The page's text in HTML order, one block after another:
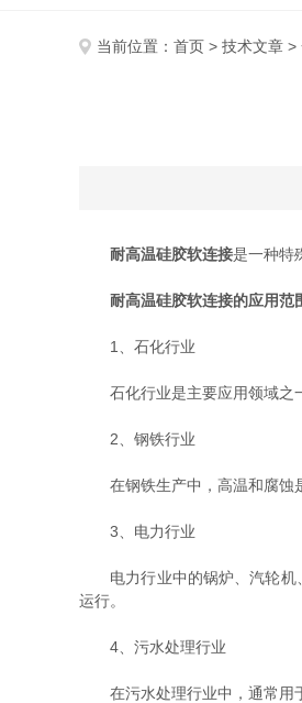
当前位置： 首页 > 技术文章 >
耐高温硅胶软连接是一种特
耐高温硅胶软连接的应用范
1、石化行业
石化行业是主要应用领域之一
2、钢铁行业
在钢铁生产中，高温和腐蚀是
3、电力行业
电力行业中的锅炉、汽轮机、
运行。
4、污水处理行业
在污水处理行业中，通常用于